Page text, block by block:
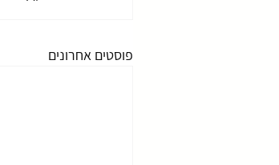
פוסטים אחרונים